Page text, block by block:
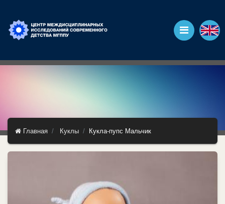
Главная Куклы Кукла-пупс Мальчик